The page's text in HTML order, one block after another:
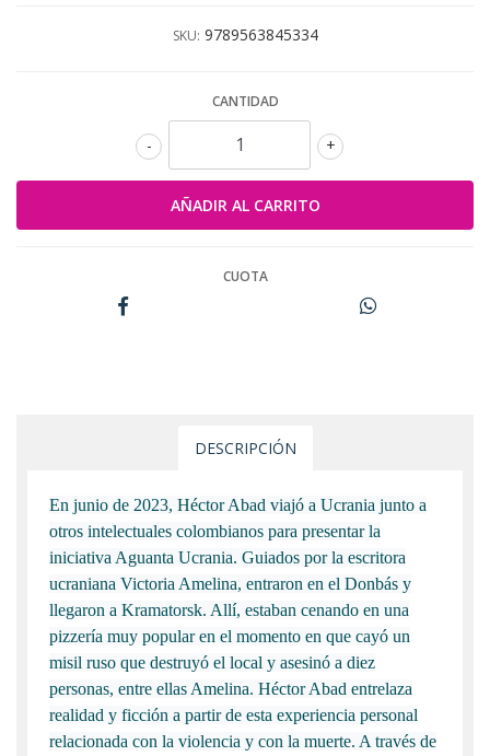
SKU: 9789563845334
CANTIDAD
+
-
CUOTA
DESCRIPCIÓN
En junio de 2023, Héctor Abad viajó a Ucrania junto a
otros intelectuales colombianos para presentar la
iniciativa Aguanta Ucrania. Guiados por la escritora
ucraniana Victoria Amelina, entraron en el Donbás y
llegaron a Kramatorsk. Allí, estaban cenando en una
pizzería muy popular en el momento en que cayó un
misil ruso que destruyó el local y asesinó a diez
personas, entre ellas Amelina. Héctor Abad entrelaza
realidad y ficción a partir de esta experiencia personal
relacionada con la violencia y con la muerte. A través de